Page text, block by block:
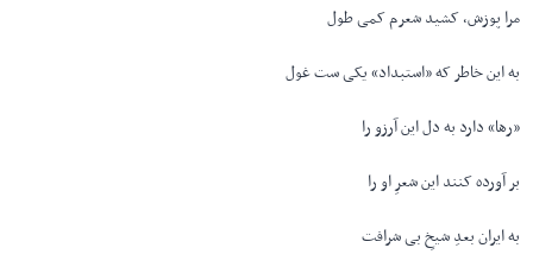
مرا پوزش، کشید شعرم کمی طول
به این خاطر که «استبداد» یکی ست غول
«رها» دارد به دل این آرزو را
بر آورده کنند این شعرِ او را
به ایران بعدِ شیخِ بی شرافت